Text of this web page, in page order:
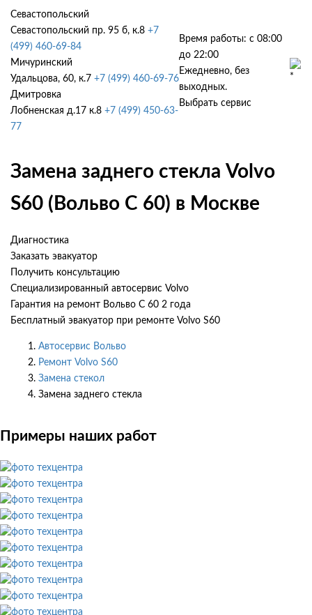
Севастопольский
Севастопольский пр. 95 б, к.8 +7
(499) 460-69-84
Мичуринский
Удальцова, 60, к.7 +7 (499) 460-69-76
Дмитровка
Лобненская д.17 к.8 +7 (499) 450-63-
77
Время работы: с 08:00
до 22:00
Ежедневно, без
выходных.
Выбрать сервис
Замена заднего стекла Volvo
S60 (Вольво С 60) в Москве
Диагностика
Заказать эвакуатор
Получить консультацию
Специализированный автосервис Volvo
Гарантия на ремонт Вольво С 60 2 года
Бесплатный эвакуатор при ремонте Volvo S60
Автосервис Вольво
Ремонт Volvo S60
Замена стекол
Замена заднего стекла
Примеры наших работ